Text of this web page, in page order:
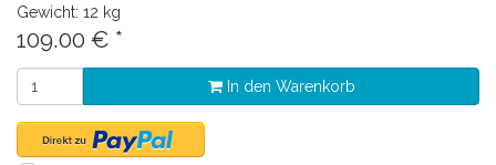
Gewicht: 12 kg
109.00 € *
In den Warenkorb